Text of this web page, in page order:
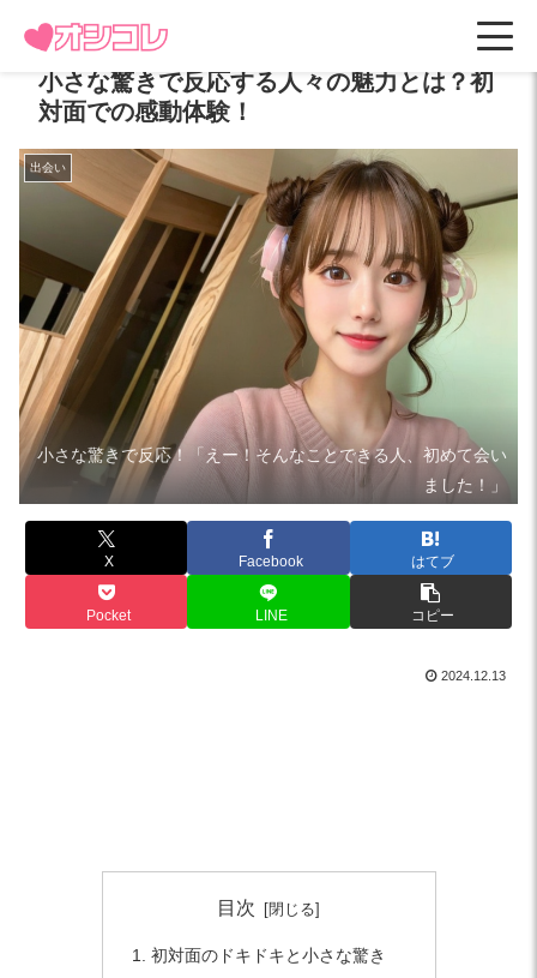
小さな驚きで反応する人々の魅力とは？初
対面での感動体験！
出会い
小さな驚きで反応！「えー！そんなことできる人、初めて会い
ました！」
X Facebook はてブ
Pocket LINE コピー
2024.12.13
目次
初対面のドキドキと小さな驚き